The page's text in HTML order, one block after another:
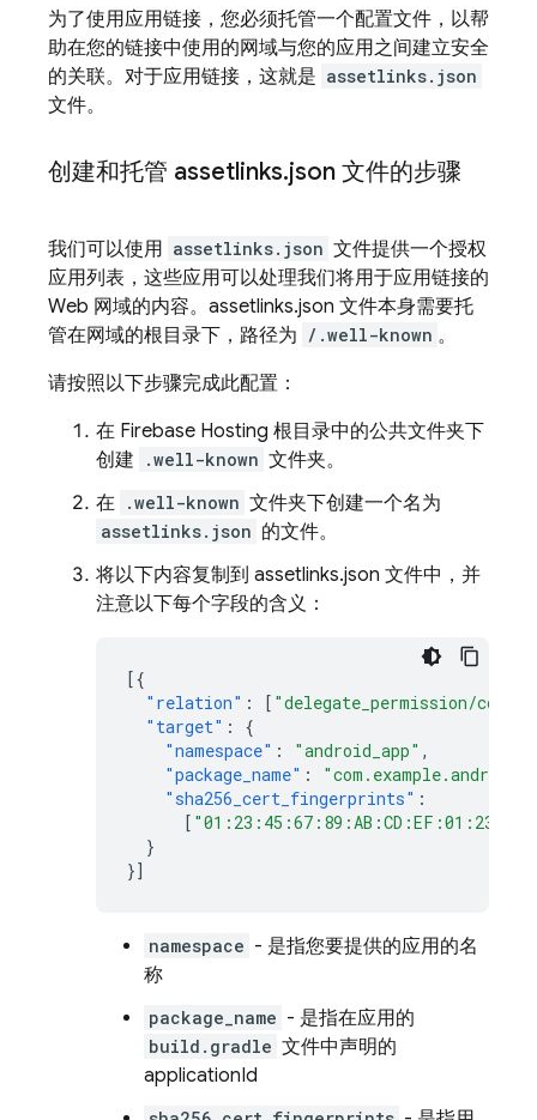
为了使用应用链接，您必须托管一个配置文件，以帮
助在您的链接中使用的网域与您的应用之间建立安全
的关联。对于应用链接，这就是 assetlinks.json
文件。
创建和托管 assetlinks.json 文件的步骤
我们可以使用 assetlinks.json 文件提供一个授权
应用列表，这些应用可以处理我们将用于应用链接的
Web 网域的内容。assetlinks.json 文件本身需要托
管在网域的根目录下，路径为 /.well-known 。
请按照以下步骤完成此配置：
在 Firebase Hosting 根目录中的公共文件夹下
创建
.well-known 文件夹。
在 .well-known 文件夹下创建一个名为
assetlinks.json 的文件。
将以下内容复制到 assetlinks.json 文件中，并
注意以下每个字段的含义：
[{
"relation" : [ "delegate_permission/
"target" :
{
"namespace" : "android_app" ,
"package_name" : "com.example.android"
"sha256_cert_fingerprints" :
[
}
}]
namespace - 是指您要提供的应用的名
称
package_name - 是指在应用的
build.gradle 文件中声明的
applicationId